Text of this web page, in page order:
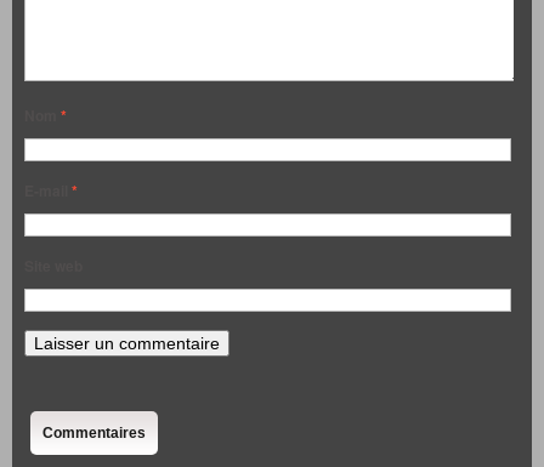
*
*
Commentaires